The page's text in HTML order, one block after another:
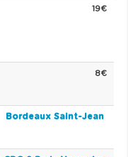
19€
8€
Bordeaux Saint-Jean